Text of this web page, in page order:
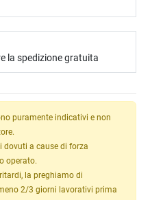
la spedizione gratuita
puramente indicativi e non
dovuti a cause di forza
operato.
la preghiamo di
2/3 giorni lavorativi prima